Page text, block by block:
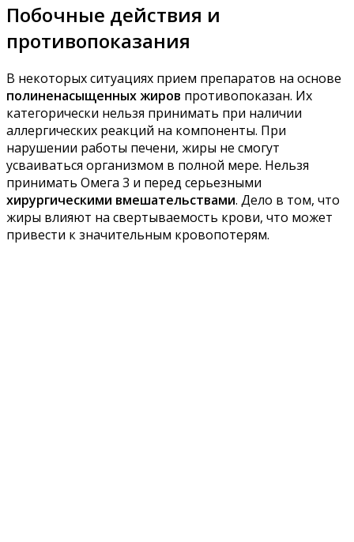
Побочные действия и
противопоказания
В некоторых ситуациях прием препаратов на основе
полиненасыщенных жиров противопоказан. Их
категорически нельзя принимать при наличии
аллергических реакций на компоненты. При
нарушении работы печени, жиры не смогут
усваиваться организмом в полной мере. Нельзя
принимать Омега 3 и перед серьезными
хирургическими вмешательствами. Дело в том, что
жиры влияют на свертываемость крови, что может
привести к значительным кровопотерям.